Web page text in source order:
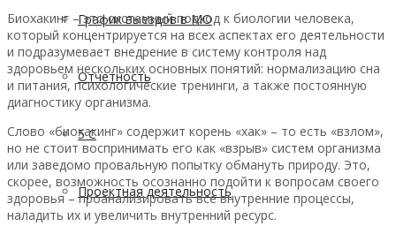
График выездов в МО
Отчетность
5 С
Проектная деятельность
Биохакинг – это системный подход к биологии человека,
который концентрируется на всех аспектах его деятельности
и подразумевает внедрение в систему контроля над
здоровьем нескольких основных понятий: нормализацию сна
и питания, психологические тренинги, а также постоянную
диагностику организма.
Слово «биохакинг» содержит корень «хак» – то есть «взлом»,
но не стоит воспринимать его как «взрыв» систем организма
или заведомо провальную попытку обмануть природу. Это,
скорее, возможность осознанно подойти к вопросам своего
здоровья – проанализировать все внутренние процессы,
наладить их и увеличить внутренний ресурс.